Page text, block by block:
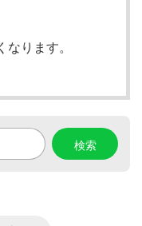
ります。